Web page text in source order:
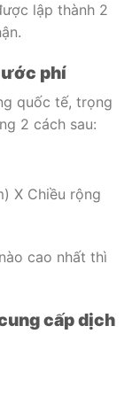
lập thành 2
phí
quốc tế, trọng
2 cách sau:
X Chiều rộng
cao nhất thì
cấp dịch